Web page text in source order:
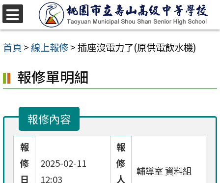
跳
至
主
內
容
首頁 >線上報修>插座沒電力了(原供電飲水機)
報修單明細
報修內容
報
修
日
2025-02-11
12:03
報
修
人
輔導室 資料組
選
單